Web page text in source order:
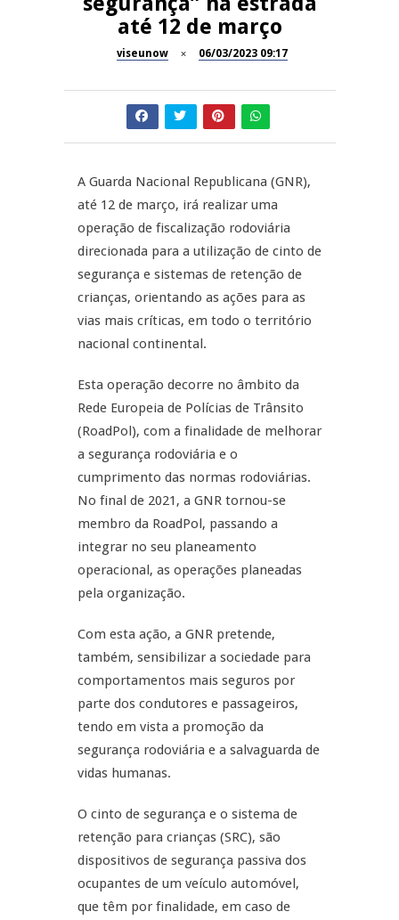
Inauguração Loja do Cidadão
S.J. Pesqueira
Barrelas Summer Fest em Vila
Nova de Paiva
NOW OPINIÃO
Now Opinião – Carolina
Feira das Atividades
Económicas de Aguiar da Beira
A Juiz Esclarece – Medidas a
executar no meio natural de
vida
até 12 de março
viseunow 06/03/2023 09:17
A Guarda Nacional Republicana (GNR),
até 12 de março, irá realizar uma
operação de fiscalização rodoviária
direcionada para a utilização de cinto de
segurança e sistemas de retenção de
crianças, orientando as ações para as
vias mais críticas, em todo o território
nacional continental.
Esta operação decorre no âmbito da
Rede Europeia de Polícias de Trânsito
(RoadPol), com a finalidade de melhorar
a segurança rodoviária e o
cumprimento das normas rodoviárias.
No final de 2021, a GNR tornou-se
membro da RoadPol, passando a
integrar no seu planeamento
operacional, as operações planeadas
pela organização.
Com esta ação, a GNR pretende,
também, sensibilizar a sociedade para
comportamentos mais seguros por
parte dos condutores e passageiros,
tendo em vista a promoção da
segurança rodoviária e a salvaguarda de
vidas humanas.
O cinto de segurança e o sistema de
retenção para crianças (SRC), são
dispositivos de segurança passiva dos
ocupantes de um veículo automóvel,
que têm por finalidade, em caso de